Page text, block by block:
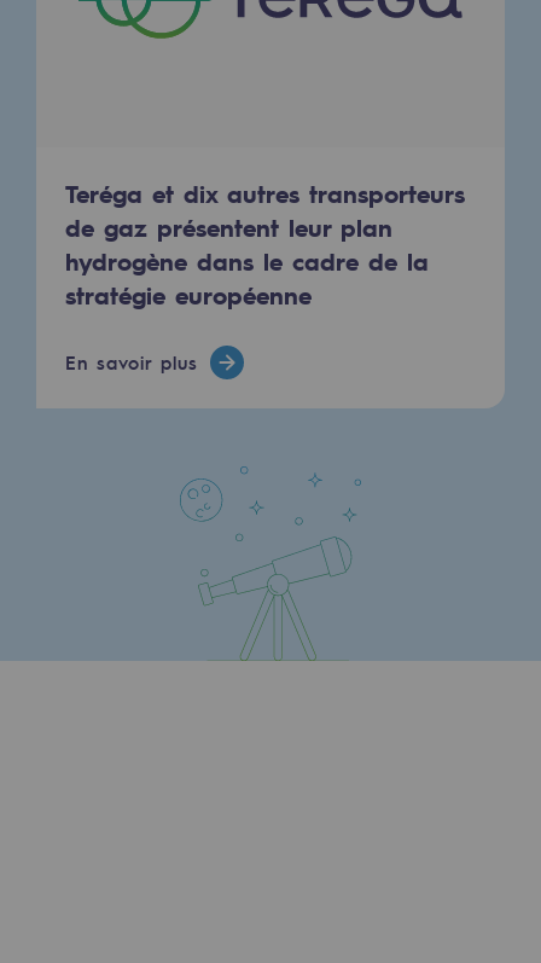
Territorial
Social
Notre investissement dans les
Inclusion
QVCT
Sécurité
PARI 2035, le programme de sécurité
Sécurité et cybersécurité
Santé et sécurité au travail
Teréga et dix autres transporteurs
de gaz présentent leur plan
hydrogène dans le cadre de la
stratégie européenne
En savoir plus